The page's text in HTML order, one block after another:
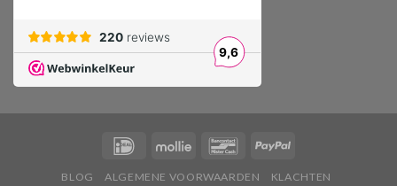
BLOG ALGEMENE VOORWAARDEN
KLACHTEN